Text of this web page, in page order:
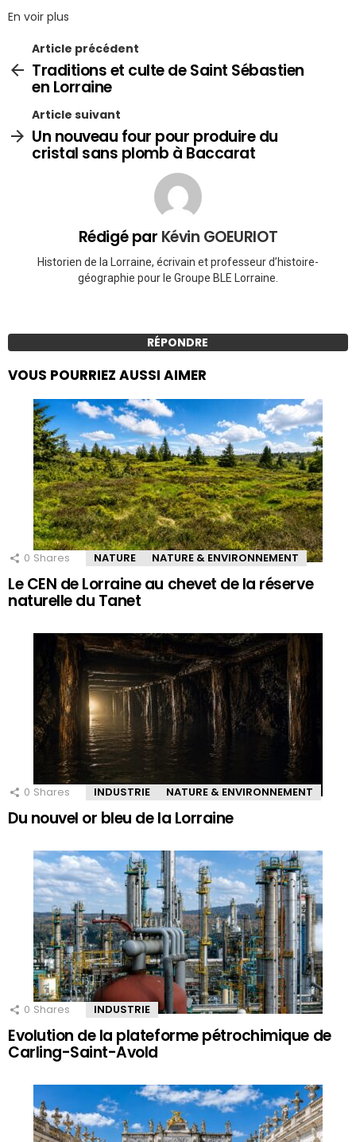
En voir plus
Article précédent
Traditions et culte de Saint Sébastien
en Lorraine
Article suivant
Un nouveau four pour produire du
cristal sans plomb à Baccarat
Rédigé par Kévin GOEURIOT
Historien de la Lorraine, écrivain et professeur d’histoire-
géographie pour le Groupe BLE Lorraine.
RÉPONDRE
VOUS POURRIEZ AUSSI AIMER
0 Shares NATURE NATURE & ENVIRONNEMENT
Le CEN de Lorraine au chevet de la réserve
naturelle du Tanet
0 Shares INDUSTRIE NATURE & ENVIRONNEMENT
Du nouvel or bleu de la Lorraine
0 Shares INDUSTRIE
Evolution de la plateforme pétrochimique de
Carling-Saint-Avold